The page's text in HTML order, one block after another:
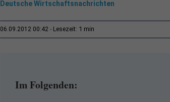
Deutsche Wirtschaftsnachrichten
06.09.2012 00:42 Lesezeit: 1 min
Im Folgenden: